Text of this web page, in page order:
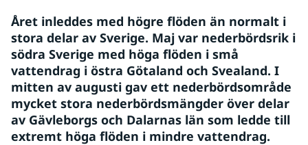
Året inleddes med högre flöden än normalt i
stora delar av Sverige. Maj var nederbördsrik i
södra Sverige med höga flöden i små
vattendrag i östra Götaland och Svealand. I
mitten av augusti gav ett nederbördsområde
mycket stora nederbördsmängder över delar
av Gävleborgs och Dalarnas län som ledde till
extremt höga flöden i mindre vattendrag.